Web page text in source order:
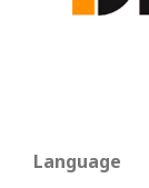
Language